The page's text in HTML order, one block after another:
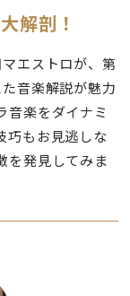
解剖！
エストロが、第
音楽解説が魅力
音楽をダイナミ
巧もお見逃しな
を発見してみま